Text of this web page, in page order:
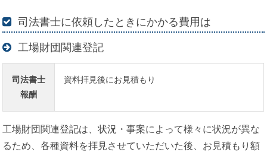
司法書士に依頼したときにかかる費用は
工場財団関連登記
司法書士
報酬
資料拝見後にお見積もり
工場財団関連登記は、状況・事案によって様々に状況が異な
るため、各種資料を拝見させていただいた後、お見積もり額